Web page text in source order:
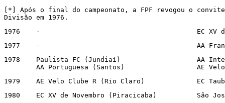
[*] Após o final do campeonato, a FPF revogou o
Divisão em 1976.
1976	-
1977	-
1978	Paulista FC (Jundiaí)			AA Internacional (Limeira)
AA
1979	AE Velo
1980	EC XV